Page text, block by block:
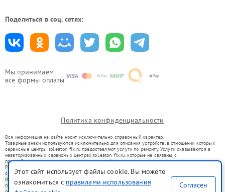
Мы принимаем
все формы оплаты
Поделиться в соц. сетях:
Политика конфиденциальности
Вся информация на сайте носит исключительно справочный характер.
Товарные знаки используются исключительно для описания устройств, в отношении которых
сервисные центры tol.eaton-fix.ru предоставляют услуги по ремонту. Услуги оказываются в
неавторизованных сервисных центрах tol.eaton-fix.ru, которые не связаны с
правообладателями товарных знаков или их официальными представителями.
Ремонт осуществляется для устройств, уже введенных в гражданский оборот в соответствии
со статьей 1487 ГК РФ.
Использование товарных знаков не преследует цели индивидуализации услуг или введения
потребителей в заблуждение, а служит для информирования о предоставляемых услугах по
Этот сайт использует файлы cookie. Вы можете
ознакомиться с правилами использования
Согласен